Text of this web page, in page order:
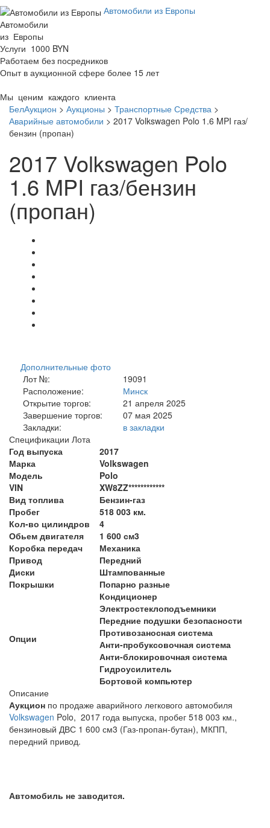
Автомобили из Европы
Автомобили
из Европы
Услуги 1000 BYN
Работаем без посредников
Опыт в аукционной сфере более 15 лет
Мы ценим каждого клиента
БелАукцион > Аукционы > Транспортные Средства >
Аварийные автомобили > 2017 Volkswagen Polo 1.6 MPI газ/
бензин (пропан)
2017 Volkswagen Polo
1.6 MPI газ/бензин
(пропан)
Дополнительные фото
Лот №:
19091
Расположение:
Минск
Открытие торгов:
21 апреля 2025
Завершение торгов:
07 мая 2025
Закладки:
в закладки
Спецификации Лота
Год выпуска
2017
Марка
Volkswagen
Модель
Polo
VIN
XW8ZZ************
Вид топлива
Бензин-газ
Пробег
518 003 км.
Кол-во цилиндров
4
Обьем двигателя
1 600 см3
Коробка передач
Механика
Привод
Передний
Диски
Штампованные
Покрышки
Попарно разные
Опции
Кондиционер
Электростеклоподъемники
Передние подушки безопасности
Противозаносная система
Анти-пробуксовочная система
Анти-блокировочная система
Гидроусилитель
Бортовой компьютер
Описание
Аукцион по продаже аварийного легкового автомобиля
Volkswagen Polo, 2017 года выпуска, пробег 518 003 км.,
бензиновый ДВС 1 600 см3 (Газ-пропан-бутан), МКПП,
передний привод.
Автомобиль не заводится.